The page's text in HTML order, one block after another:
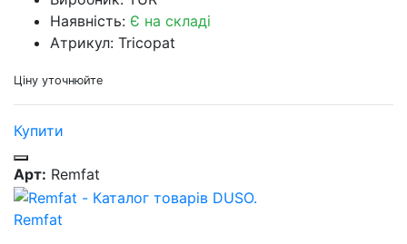
Наявність: Є на складі
Атрикул: Tricopat
Ціну уточнюйте
Купити
Арт: Remfat
Remfat